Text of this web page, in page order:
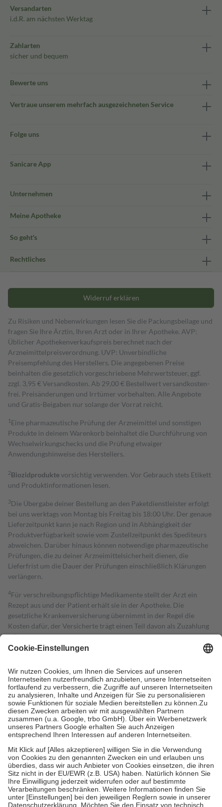
Versandarten
i.d.R. am nächsten Werktag
Zahlarten
sicher und bequem
Bewerte uns
Vertraue unserem mehrfach ausgezeichneten Service
Folge uns
Sanicare App
Unternehmen
Meine Apotheke
So geht's
Rechtliches
Widerruf erklären
Zu Risiken und Nebenwirkungen lesen Sie die Packungsbeilage und
fragen Sie Ihre Ärztin, Ihren Arzt oder in Ihrer Apotheke. AVP:
Üblicher Apothekenverkaufspreis berechnet nach der
Arzneimittelpreisverordnung. UVP: Unverbindliche
Preisempfehlung des Herstellers. Die angegebenen Preise
beinhalten die gesetzlich vorgeschriebene Mehrwertsteuer, ggf.
zzgl. 3,95 € Versandkosten. Ab 29,00 € Bestell­wert versand­kosten­
frei. Preisänderungen und Irrtümer vorbehalten. Alle Angebote
und Gratis-Beigaben nur solange der Vorrat reicht.
1 Eine pharmazeutische Prüfung der Arzneimittel und sonstigen
Produkte in deinem Warenkorb beinhaltet die Durchführung von
Wechselwirkungschecks und die Prüfung etwaiger
Anwendungshinweise des Herstellers.
2Biozidproduktevorsichtig verwenden. Vor Gebrauch stets Etikett
und Produktinformationen lesen.
3Die Übergabe deiner Bestellung an den Paketdienstleister erfolgt
bei uns werktags von Montag bis Freitag bis 18:00 Uhr. Der genaue
Lieferzeitpunkt kann je nach Region und in Abhängigkeit der
Produktverfügbarkeit sowie vom Zustellzeitpunkt des Spediteurs
abweichen. Darüber hinaus können notwendige pharmazeutische
Prüfungen, die zu deiner Arzneimittelsicherheit dienen, die
Lieferfrist um die Dauer der Prüfungen einschließlich Klärungen
verlängern.
4Für verschreibungspflichtige Medikamente stellt der Arzt ein
Rezept aus und der Patient erhält sie in der Apotheke. Die
gesetzliche Krankenversicherung übernimmt in der Regel die
Kosten dafür, der Versicherte trägt einen Teil davon als Zuzahlung
mit.
Grundsätzlich leisten Mitglieder Zuzahlungen in Höhe von zehn
höchstens zehn Euro.
Es sind jedoch nie mehr als die tatsächlichen
Kosten der Leistung zu entrichten.
Diese Regeln gelten grundsätzlich auch für Online-Apotheken.
Bei Heilmitteln und häuslicher Krankenpflege beträgt die
Zuzahlung zehn Prozent der Kosten sowie zehn Euro je
Verordnung.
Um das Engagement der Versicherten für ihre eigene Gesundheit zu
stärken und die besondere Stellung der Familie zu unterstützen,
fallenkeine Zuzahlungenan bei:
• Kindern und Jugendlichen bis zum vollendeten 18. Lebensjahr
mit Ausnahme der Fahrkosten
• Untersuchungen zur Vorsorge und Früherkennung, die von der
GKV getragen werden
• empfohlenen Schutzimpfungen